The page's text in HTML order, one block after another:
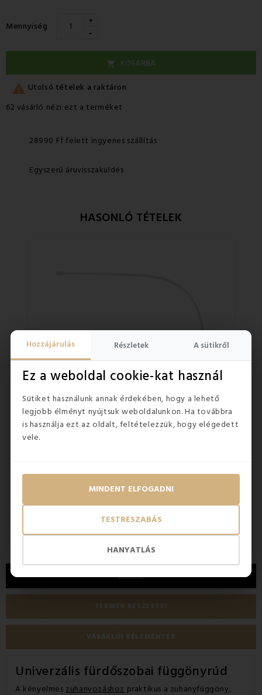
Hozzájárulás Részletek A sütikről
Ez a weboldal cookie-kat használ
Sütiket használunk annak érdekében, hogy a lehető
legjobb élményt nyújtsuk weboldalunkon. Ha továbbra
is használja ezt az oldalt, feltételezzük, hogy elégedett
vele.
HANYATLÁS
TESTRESZABÁS
MINDENT ELFOGADNI
Mennyiség +
-
 KOSÁRBA
 Utolsó tételek a raktáron
62 vásárló nézi ezt a terméket
28990 Ff felett ingyenes szállítás
Egyszerű áruvisszaküldés
HASONLÓ TÉTELEK
LEÍRÁS
TERMÉK RÉSZLETEI
VÁSÁRLÓI VÉLEMÉNYEK
Univerzális fürdőszobai függönyrúd
A kényelmes zuhanyozáshoz praktikus a zuhanyfüggöny,